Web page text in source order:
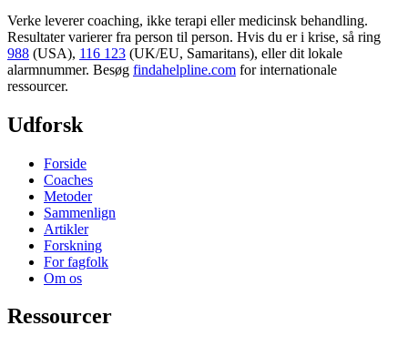
Verke leverer coaching, ikke terapi eller medicinsk behandling.
Resultater varierer fra person til person. Hvis du er i krise, så ring
988 (USA), 116 123 (UK/EU, Samaritans), eller dit lokale
alarmnummer. Besøg findahelpline.com for internationale
ressourcer.
Udforsk
Forside
Coaches
Metoder
Sammenlign
Artikler
Forskning
For fagfolk
Om os
Ressourcer